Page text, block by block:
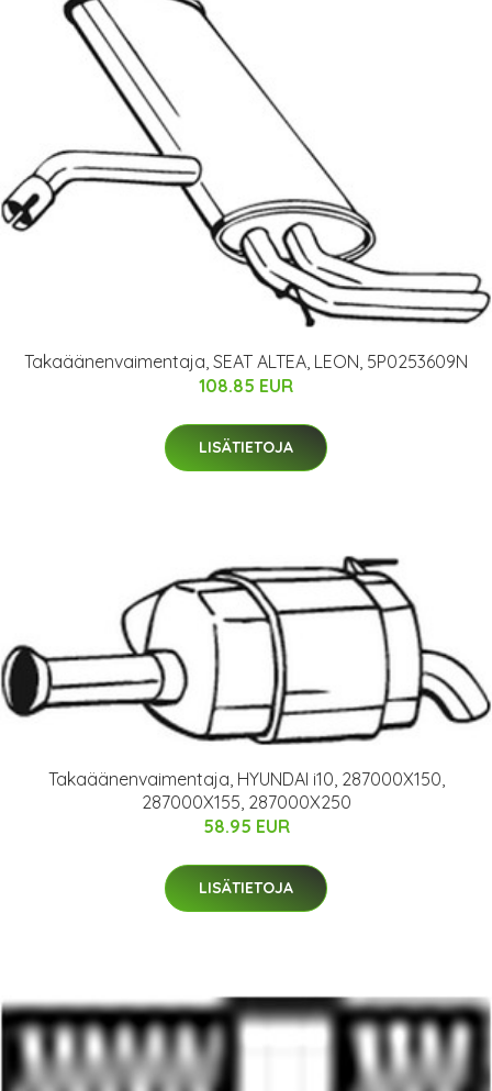
Takaäänenvaimentaja, SEAT ALTEA, LEON, 5P0253609N
108.85 EUR
LISÄTIETOJA
Takaäänenvaimentaja, HYUNDAI i10, 287000X150,
287000X155, 287000X250
58.95 EUR
LISÄTIETOJA